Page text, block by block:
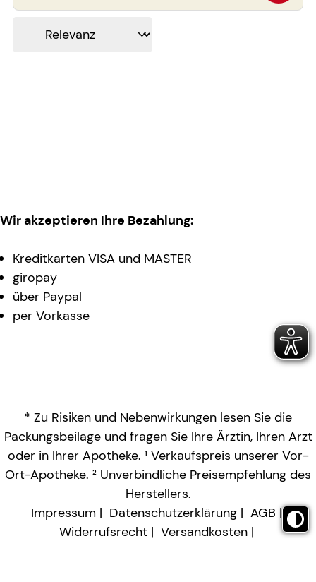
Wir akzeptieren Ihre Bezahlung:
Kreditkarten VISA und MASTER
giropay
über Paypal
per Vorkasse
* Zu Risiken und Nebenwirkungen lesen Sie die
Packungsbeilage und fragen Sie Ihre Ärztin, Ihren Arzt
oder in Ihrer Apotheke. ¹ Verkaufspreis unserer Vor-
Ort-Apotheke. ² Unverbindliche Preisempfehlung des
Herstellers.
Impressum
Datenschutzerklärung
AGB
Widerrufsrecht
Versandkosten